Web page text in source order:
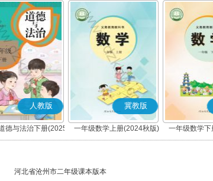
人教版
德与法治下册(2025
春版)(部编版)
冀教版
一年级数学上册(2024秋版) 一年级数学
河北省沧州市二年级课本版本